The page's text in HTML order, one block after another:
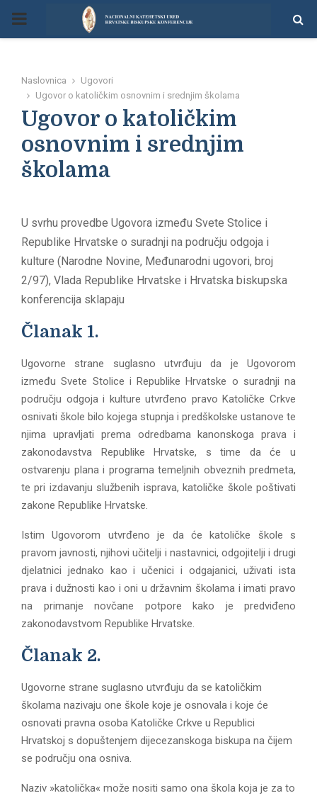
P
A
M
N
U
Naslovnica
Ugovori
Ugovor o katoličkim osnovnim i srednjim školama
Ugovor o katoličkim
osnovnim i srednjim
školama
U svrhu provedbe Ugovora između Svete Stolice i
Republike Hrvatske o suradnji na području odgoja i
kulture (Narodne Novine, Međunarodni ugovori, broj
2/97), Vlada Republike Hrvatske i Hrvatska biskupska
konferencija sklapaju
Članak 1.
Ugovorne strane suglasno utvrđuju da je Ugovorom
između Svete Stolice i Republike Hrvatske o suradnji na
području odgoja i kulture utvrđeno pravo Katoličke Crkve
osnivati škole bilo kojega stupnja i predškolske ustanove te
njima upravljati prema odredbama kanonskoga prava i
zakonodavstva Republike Hrvatske, s time da će u
ostvarenju plana i programa temeljnih obveznih predmeta,
te pri izdavanju službenih isprava, katoličke škole poštivati
zakone Republike Hrvatske.
Istim Ugovorom utvrđeno je da će katoličke škole s
pravom javnosti, njihovi učitelji i nastavnici, odgojitelji i drugi
djelatnici jednako kao i učenici i odgajanici, uživati ista
prava i dužnosti kao i oni u državnim školama i imati pravo
na primanje novčane potpore kako je predviđeno
zakonodavstvom Republike Hrvatske.
Članak 2.
Ugovorne strane suglasno utvrđuju da se katoličkim
školama nazivaju one škole koje je osnovala i koje će
osnovati pravna osoba Katoličke Crkve u Republici
Hrvatskoj s dopuštenjem dijecezanskoga biskupa na čijem
se području ona osniva.
Naziv »katolička« može nositi samo ona škola koja je za to